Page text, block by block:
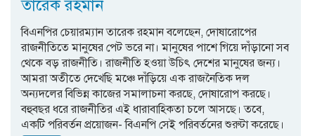
তারেক রহমান
বিএনপির চেয়ারম্যান তারেক রহমান বলেছেন, দোষারোপের
রাজনীতিতে মানুষের পেট ভরে না। মানুষের পাশে গিয়ে দাঁড়ানো সব
থেকে বড় রাজনীতি। রাজনীতি হওয়া উচিৎ দেশের মানুষের জন্য।
আমরা অতীতে দেখেছি মঞ্চে দাঁড়িয়ে এক রাজনৈতিক দল
অন্যদলের বিভিন্ন কাজের সমালাচনা করছে, দোষারোপ করছে।
বহুবছর ধরে রাজনীতির এই ধারাবাহিকতা চলে আসছে। তবে,
একটি পরিবর্তন প্রয়োজন- বিএনপি সেই পরিবর্তনের শুরুটা করেছে।